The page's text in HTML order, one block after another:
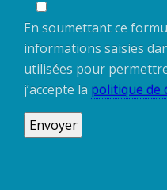
En soumettant ce
informations saisies
utilisées pour
j’accepte la politique de